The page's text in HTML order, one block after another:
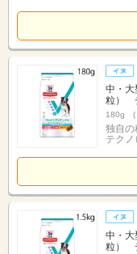
中・
粒）
180g (
独自の
テクノ
中・
粒）